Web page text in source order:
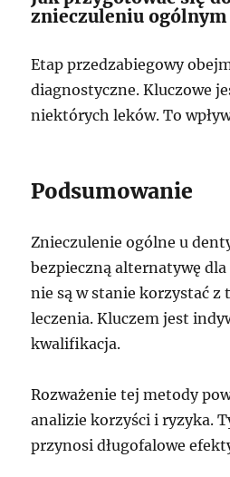
znieczuleniu ogólnym
Etap przedzabiegowy
diagnostyczne. Kluczowe
niektórych leków. To
Podsumowanie
Znieczulenie ogólne u
bezpieczną alternatywę
nie są w stanie korzystać
leczenia. Kluczem jest
kwalifikacja.
Rozważenie tej metody
analizie korzyści i ryzyka.
przynosi długofalowe